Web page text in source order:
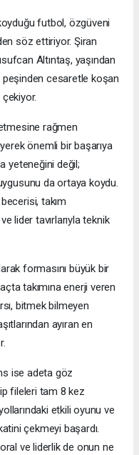
futbol, özgüveni
söz ettiriyor. Şiran
Altıntaş, yaşından
peşinden cesaretle koşan
rağmen
önemli bir başarıya
yeteneğini değil;
da ortaya koydu.
takım
lider tavırlarıyla teknik
formasını büyük bir
takımına enerji veren
bitmek bilmeyen
ayıran en
ise adeta göz
fileleri tam 8 kez
etkili oyunu ve
çekmeyi başardı.
ve liderlik de onun ne